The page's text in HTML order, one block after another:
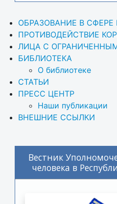
ОБРАЗОВАНИЕ В СФЕРЕ
ПРОТИВОДЕЙСТВИЕ
ЛИЦА С
БИБЛИОТЕКА
О библиотеке
СТАТЬИ
ПРЕСС ЦЕНТР
Наши публикации
ВНЕШНИЕ ССЫЛКИ
Вестник
человека в